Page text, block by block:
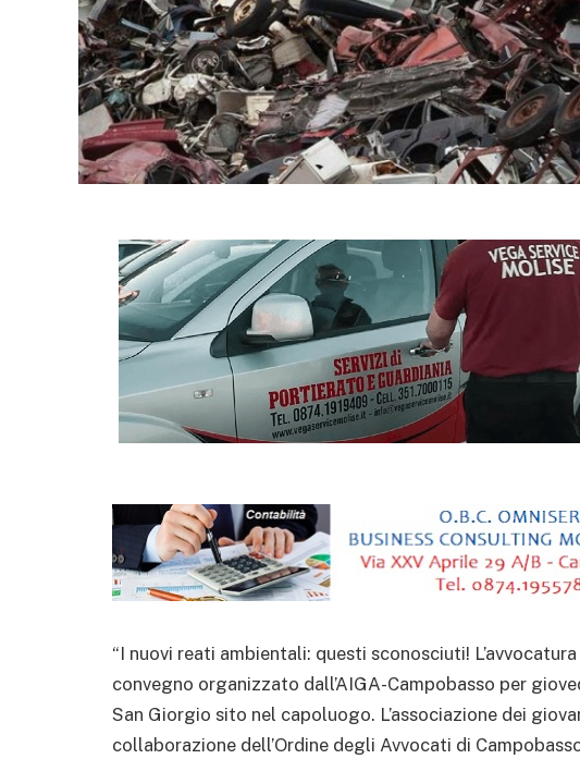
“I nuovi reati ambientali: questi sconosciuti!
convegno organizzato dall’AIGA-Campobasso per
San Giorgio sito nel capoluogo. L’associazione dei
collaborazione dell’Ordine degli Avvocati di